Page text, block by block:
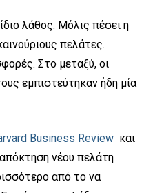
λάθος. Μόλις πέσει η
πελάτες.
Στο μεταξύ, οι
εμπιστεύτηκαν ήδη μία
Business Review και
νέου πελάτη
από το να